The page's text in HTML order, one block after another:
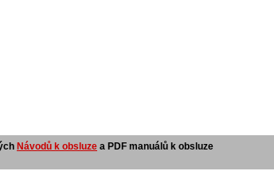
Návodů k obsluze a PDF manuálů k obsluze